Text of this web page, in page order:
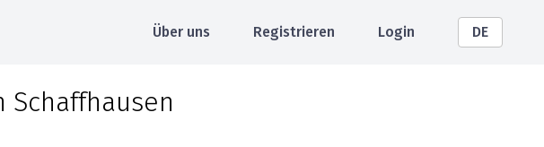
Über uns Registrieren Login DE
Schaffhausen